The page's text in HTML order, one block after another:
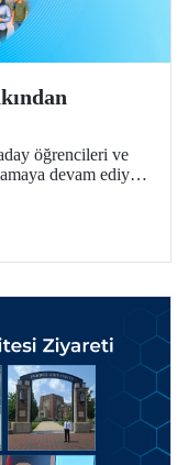
öğrencileri ve
devam ediyor.
devam